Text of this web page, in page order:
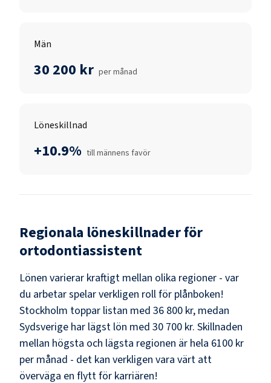
Män
30 200 kr per månad
Löneskillnad
+10.9% till männens favör
Regionala löneskillnader för
ortodontiassistent
Lönen varierar kraftigt mellan olika regioner - var
du arbetar spelar verkligen roll för plånboken!
Stockholm toppar listan med 36 800 kr, medan
Sydsverige har lägst lön med 30 700 kr. Skillnaden
mellan högsta och lägsta regionen är hela 6100 kr
per månad - det kan verkligen vara värt att
överväga en flytt för karriären!